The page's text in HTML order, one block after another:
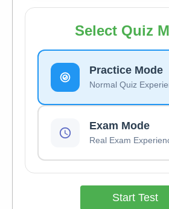
Select Quiz
Practice Mode
Normal Quiz
Exam Mode
Real Exam
Start Test